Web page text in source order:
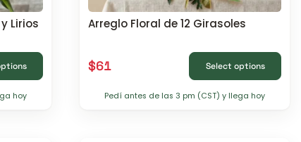
Lirios
hoy
Arreglo Floral de 12 Girasoles
$61 Select options
Pedí antes de las 3 pm (CST) y llega hoy